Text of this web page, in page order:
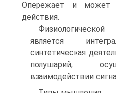
Опережает и может
действия.
является
синтетическая
полушарий,
взаимодействии